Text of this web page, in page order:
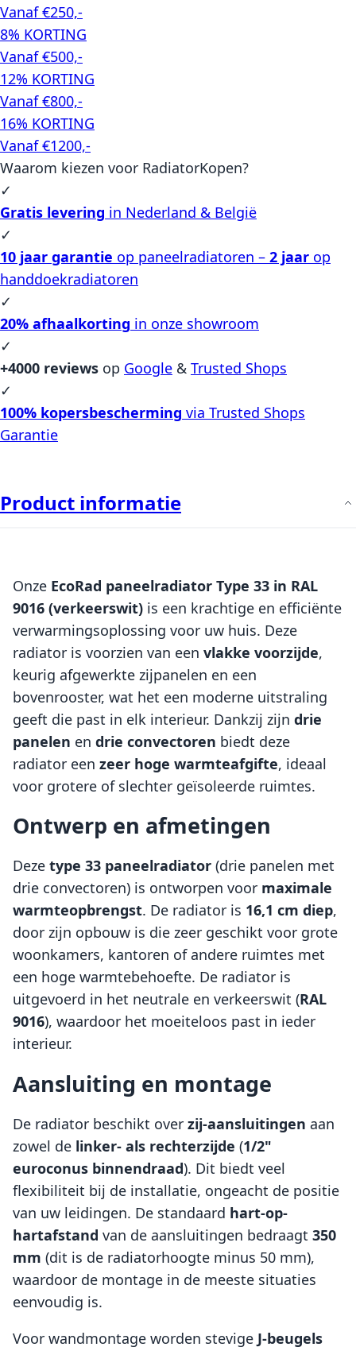
Vanaf €250,-
8% KORTING
Vanaf €500,-
12% KORTING
Vanaf €800,-
16% KORTING
Vanaf €1200,-
Waarom kiezen voor RadiatorKopen?
✓
Gratis levering in Nederland & België
✓
10 jaar garantie op paneelradiatoren – 2 jaar op
handdoekradiatoren
✓
20% afhaalkorting in onze showroom
✓
+4000 reviews op Google & Trusted Shops
✓
100% kopersbescherming via Trusted Shops
Garantie
Product informatie
Onze EcoRad paneelradiator Type 33 in RAL
9016 (verkeerswit) is een krachtige en efficiënte
verwarmingsoplossing voor uw huis. Deze
radiator is voorzien van een vlakke voorzijde,
keurig afgewerkte zijpanelen en een
bovenrooster, wat het een moderne uitstraling
geeft die past in elk interieur. Dankzij zijn drie
panelen en drie convectoren biedt deze
radiator een zeer hoge warmteafgifte, ideaal
voor grotere of slechter geïsoleerde ruimtes.
Ontwerp en afmetingen
Deze type 33 paneelradiator (drie panelen met
drie convectoren) is ontworpen voor maximale
warmteopbrengst. De radiator is 16,1 cm diep,
door zijn opbouw is die zeer geschikt voor grote
woonkamers, kantoren of andere ruimtes met
een hoge warmtebehoefte. De radiator is
uitgevoerd in het neutrale en verkeerswit (RAL
9016), waardoor het moeiteloos past in ieder
interieur.
Aansluiting en montage
De radiator beschikt over zij-aansluitingen aan
zowel de linker- als rechterzijde (1/2"
euroconus binnendraad). Dit biedt veel
flexibiliteit bij de installatie, ongeacht de positie
van uw leidingen. De standaard hart-op-
hartafstand van de aansluitingen bedraagt 350
mm (dit is de radiatorhoogte minus 50 mm),
waardoor de montage in de meeste situaties
eenvoudig is.
Voor wandmontage worden stevige J-beugels